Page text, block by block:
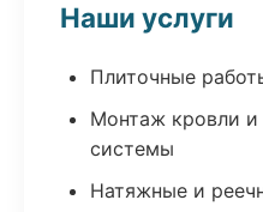
Наши услуги
Плиточные
Монтаж кровли и
системы
Натяжные и